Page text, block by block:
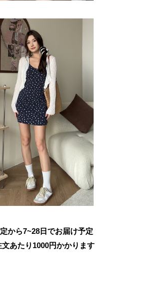
から7~28日でお届け予定
あたり 1000円かかります